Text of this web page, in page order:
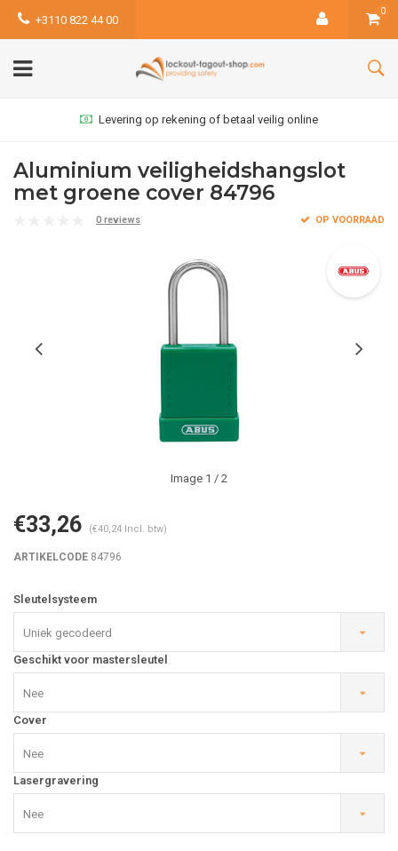
+3110 822 44 00
0
Levering op rekening of betaal veilig online
Aluminium veiligheidshangslot
met groene cover 84796
0 reviews OP VOORRAAD
Image 1 / 2
€33,26 (€40,24 Incl. btw)
ARTIKELCODE 84796
Sleutelsysteem
Uniek gecodeerd
Geschikt voor mastersleutel
Nee
Cover
Nee
Lasergravering
Nee